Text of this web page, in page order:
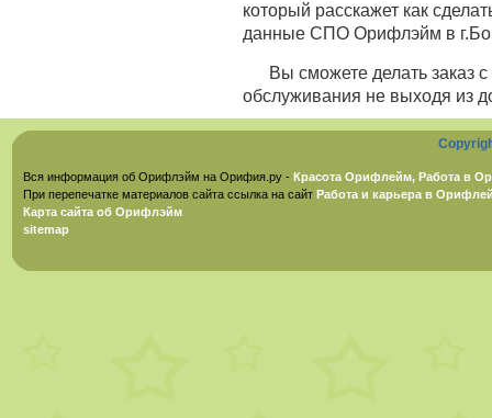
который расскажет как
данные СПО Орифлэйм в
Вы сможете делать заказ
обслуживания не выходя из
Вся информация об Орифлэйм на Орифия.ру - Красота Орифлейм, Работа в
При перепечатке материалов сайта ссылка на сайт Работа и карьера в
Карта сайта об Орифлэйм
sitemap